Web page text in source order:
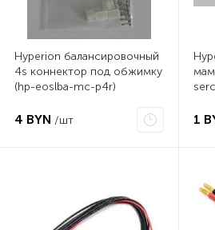
Hyperion балансировочный
4s коннектор под обжимку
(hp-eoslba-mc-p4r)
4 BYN /шт 1